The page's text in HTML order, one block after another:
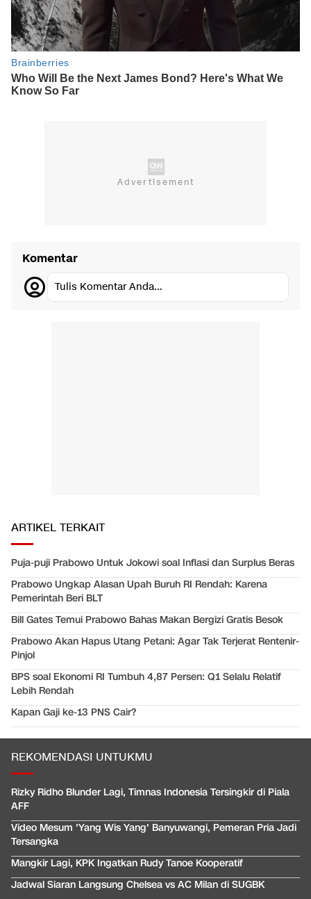
Komentar
Tulis Komentar Anda...
ARTIKEL TERKAIT
Puja-puji Prabowo Untuk Jokowi soal Inflasi dan Surplus Beras
Prabowo Ungkap Alasan Upah Buruh RI Rendah: Karena
Pemerintah Beri BLT
Bill Gates Temui Prabowo Bahas Makan Bergizi Gratis Besok
Prabowo Akan Hapus Utang Petani: Agar Tak Terjerat Rentenir-
Pinjol
BPS soal Ekonomi RI Tumbuh 4,87 Persen: Q1 Selalu Relatif
Lebih Rendah
Kapan Gaji ke-13 PNS Cair?
REKOMENDASI UNTUKMU
Rizky Ridho Blunder Lagi, Timnas Indonesia Tersingkir di Piala
AFF
Video Mesum 'Yang Wis Yang' Banyuwangi, Pemeran Pria Jadi
Tersangka
Mangkir Lagi, KPK Ingatkan Rudy Tanoe Kooperatif
Jadwal Siaran Langsung Chelsea vs AC Milan di SUGBK